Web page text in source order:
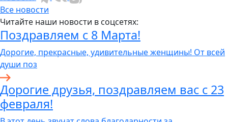
Все новости
Читайте наши новости в соцсетях:
Поздравляем с 8 Марта!
Дорогие, прекрасные, удивительные женщины! От всей
души поз
Дорогие друзья, поздравляем вас с 23
февраля!